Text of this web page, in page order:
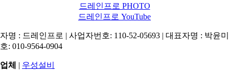
드레인프로 PHOTO
드레인프로 YouTube
명 : 드레인프로 | 사업자번호: 110-52-05693 | 대표자명 : 박윤
: 010-9564-0904
체 | 우성설비